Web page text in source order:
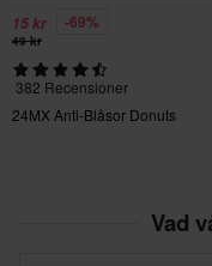
15 kr -69%
49 kr
382 Recensioner
24MX Anti-Blåsor Donuts
Vad